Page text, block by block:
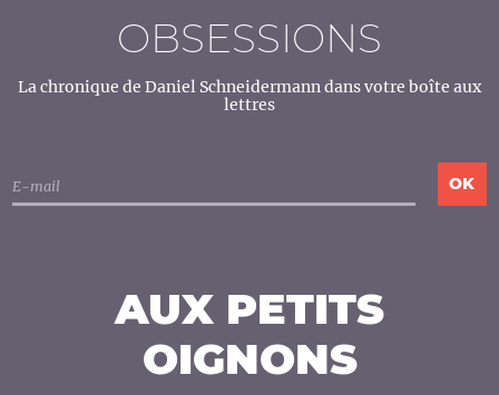
OBSESSIONS
La chronique de Daniel Schneidermann dans votre boîte aux
lettres
AUX PETITS
OIGNONS